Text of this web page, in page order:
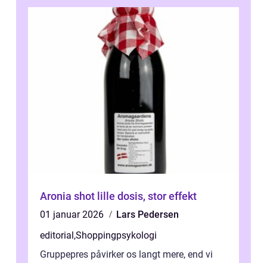
Aronia shot lille dosis, stor effekt
01 januar 2026
Lars Pedersen
editorial,Shoppingpsykologi
Gruppepres påvirker os langt mere, end vi